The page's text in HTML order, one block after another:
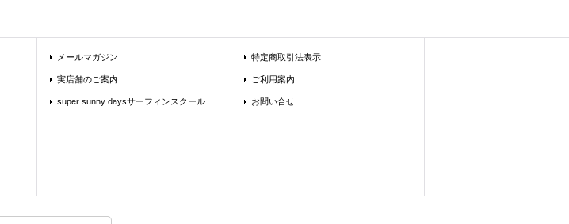
メールマガジン
実店舗のご案内
super sunny daysサーフィンスクール
特定商取引法表示
ご利用案内
お問い合せ